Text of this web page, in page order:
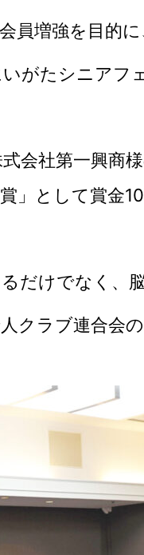
員増強を目的
がたシニアフ
会社第一興商
」として賞金
だけでなく、
クラブ連合会